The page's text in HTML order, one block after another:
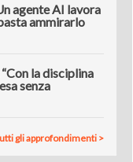
agente AI lavora
ammirarlo
la disciplina
senza
gli approfondimenti >